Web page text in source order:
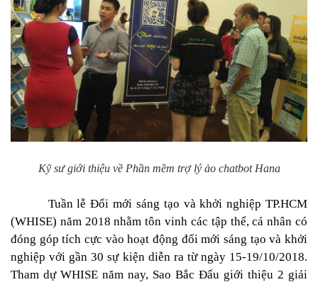
Kỹ sư giới thiệu về Phần mềm trợ lý ảo chatbot Hana
Tuần lễ Đổi mới sáng tạo và khởi nghiệp TP.HCM
(WHISE) năm 2018 nhằm tôn vinh các tập thể, cá nhân có
đóng góp tích cực vào hoạt động đổi mới sáng tạo và khởi
nghiệp với gần 30 sự kiện diễn ra từ ngày 15-19/10/2018.
Tham dự WHISE năm nay, Sao Bắc Đẩu giới thiệu 2 giải